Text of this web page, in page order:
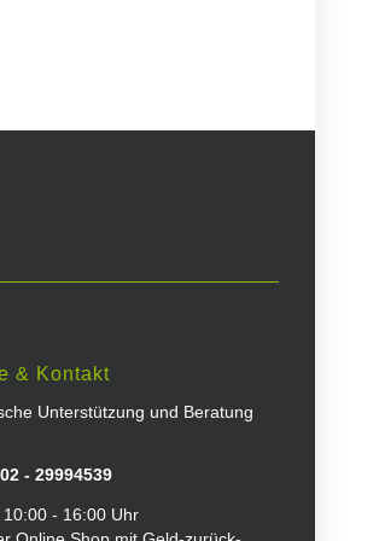
& Kontakt
Unterstützung und Beratung
- 29994539
- 16:00 Uhr